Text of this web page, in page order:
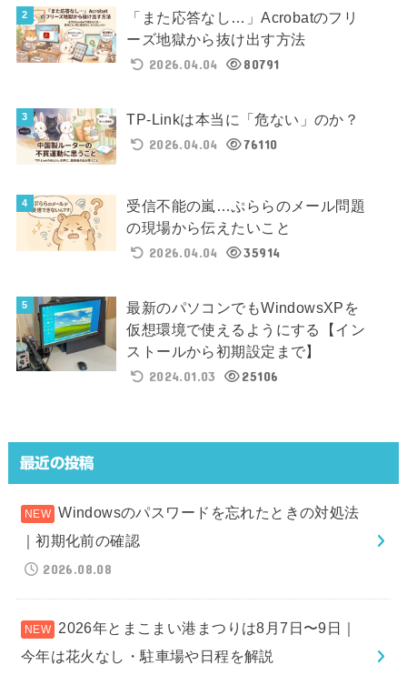
「また応答なし…」Acrobatのフリ
ーズ地獄から抜け出す方法
2026.04.04
80791
TP-Linkは本当に「危ない」のか？
2026.04.04
76110
受信不能の嵐…ぷららのメール問題
の現場から伝えたいこと
2026.04.04
35914
最新のパソコンでもWindowsXPを
仮想環境で使えるようにする【イン
ストールから初期設定まで】
2024.01.03
25106
最近の投稿
Windowsのパスワードを忘れたときの対処法
｜初期化前の確認
2026.08.08
2026年とまこまい港まつりは8月7日〜9日｜
今年は花火なし・駐車場や日程を解説